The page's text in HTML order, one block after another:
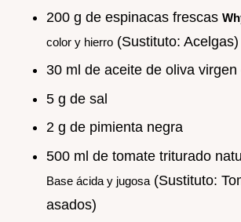
200 g de espinacas frescas
color y hierro (Sustituto: Acelgas)
30 ml de aceite de oliva virgen
5 g de sal
2 g de pimienta negra
500 ml de tomate triturado
Base ácida y jugosa (Sustituto:
asados)